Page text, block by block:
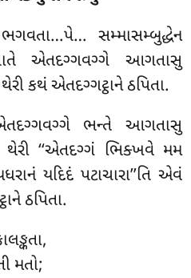
સમ્માસમ્બુદ્ધેન
એતદગ્ગવગ્ગે આગતાસુ
કથં એતદગ્ગટ્ઠાને ઠપિતા.
ભન્તે આગતાસુ
થેરી ‘‘એતદગ્ગં ભિક્ખવે મમ
યદિદં પટાચારા’’તિ એવં
ઠપિતા.
મતો;